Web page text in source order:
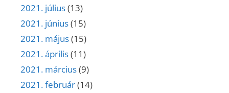
2021. július(13)
2021. június(15)
2021. május(15)
2021. április(11)
2021. március(9)
2021. február(14)